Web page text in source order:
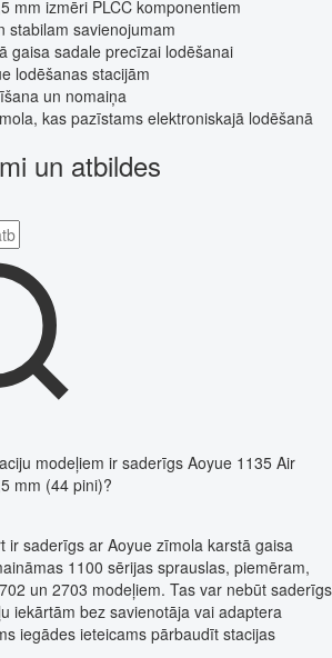
mm izmēri PLCC komponentiem
stabilam savienojumam
gaisa sadale precīzai lodēšanai
lodēšanas stacijām
un nomaiņa
kas pazīstams elektroniskajā lodēšanā
un atbildes
modeļiem ir saderīgs Aoyue 1135 Air
mm (44 pini)?
ir saderīgs ar Aoyue zīmola karstā gaisa
1100 sērijas sprauslas, piemēram,
un 2703 modeļiem. Tas var nebūt saderīgs
iekārtām bez savienotāja vai adaptera
iegādes ieteicams pārbaudīt stacijas